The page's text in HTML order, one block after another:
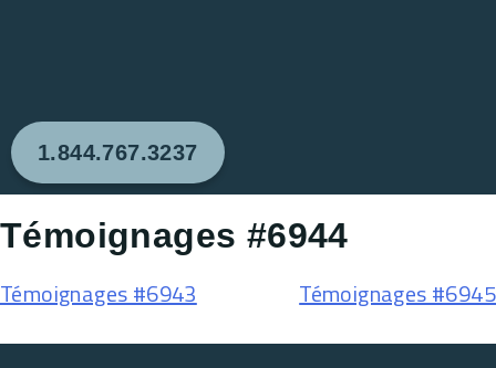
1.844.767.3237
Témoignages #6944
Témoignages #6943 Témoignages #6945